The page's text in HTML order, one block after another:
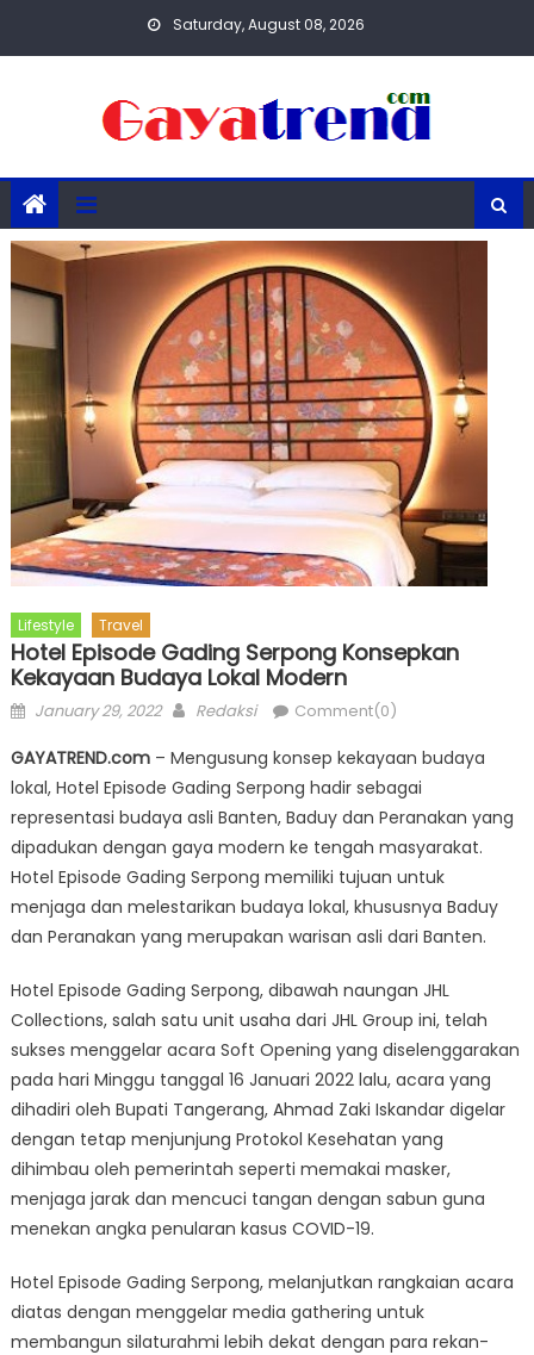
Saturday, August 08, 2026
Lifestyle Travel
Hotel Episode Gading Serpong Konsepkan
Kekayaan Budaya Lokal Modern
Posted
January 29, 2022 Author
Redaksi Comment(0)
GAYATREND.com– Mengusung konsep kekayaan budaya
lokal, Hotel Episode Gading Serpong hadir sebagai
representasi budaya asli Banten, Baduy dan Peranakan yang
dipadukan dengan gaya modern ke tengah masyarakat.
Hotel Episode Gading Serpong memiliki tujuan untuk
menjaga dan melestarikan budaya lokal, khususnya Baduy
dan Peranakan yang merupakan warisan asli dari Banten.
Hotel Episode Gading Serpong, dibawah naungan JHL
Collections, salah satu unit usaha dari JHL Group ini, telah
sukses menggelar acara Soft Opening yang diselenggarakan
pada hari Minggu tanggal 16 Januari 2022 lalu, acara yang
dihadiri oleh Bupati Tangerang, Ahmad Zaki Iskandar digelar
dengan tetap menjunjung Protokol Kesehatan yang
dihimbau oleh pemerintah seperti memakai masker,
menjaga jarak dan mencuci tangan dengan sabun guna
menekan angka penularan kasus COVID-19.
Hotel Episode Gading Serpong, melanjutkan rangkaian acara
diatas dengan menggelar media gathering untuk
membangun silaturahmi lebih dekat dengan para rekan-